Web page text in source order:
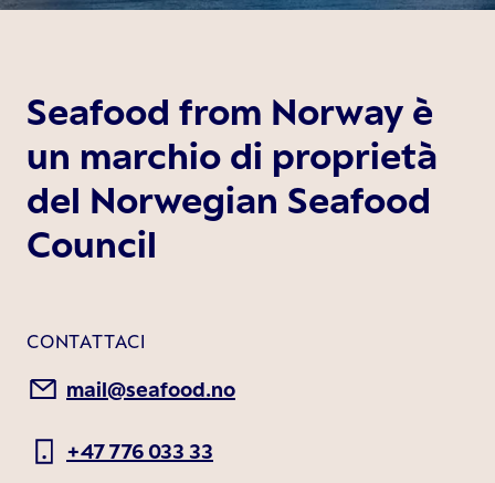
Seafood from Norway è
un marchio di proprietà
del Norwegian Seafood
Council
CONTATTACI
mail@seafood.no
+47 776 033 33